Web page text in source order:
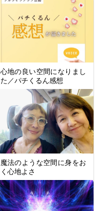
心地の良い空間になりまし
た／パチくるん感想
魔法のような空間に身をお
く心地よさ